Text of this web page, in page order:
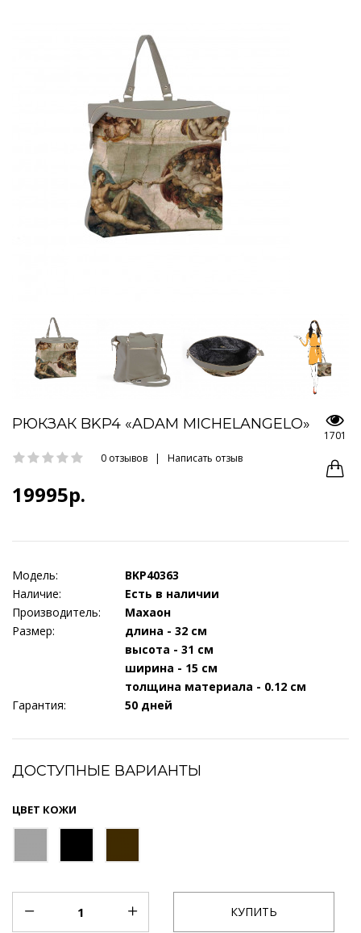
РЮКЗАК BKP4 «ADAM MICHELANGELO»
0 отзывов | Написать отзыв
19995р.
1701
Модель:
BKP40363
Наличие:
Есть в наличии
Производитель:
Махаон
Размер:
длина - 32 см
высота - 31 см
ширина - 15 см
толщина материала - 0.12 см
Гарантия:
50 дней
ДОСТУПНЫЕ ВАРИАНТЫ
ЦВЕТ КОЖИ